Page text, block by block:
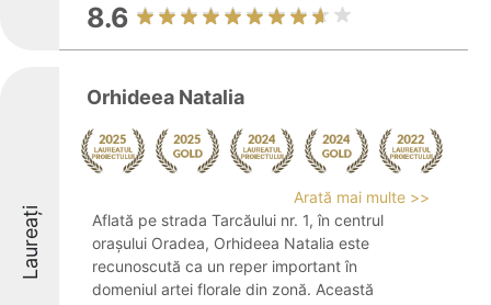
8.6
Laureați
Orhideea Natalia
Arată mai multe >>
Aflată pe strada Tarcăului nr. 1, în centrul
orașului Oradea, Orhideea Natalia este
recunoscută ca un reper important în
domeniul artei florale din zonă. Această